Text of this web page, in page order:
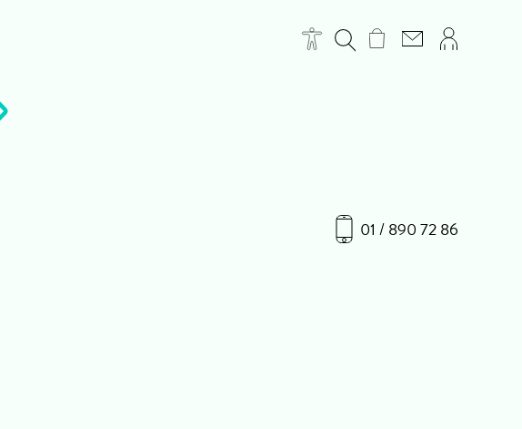
01 / 890 72 86